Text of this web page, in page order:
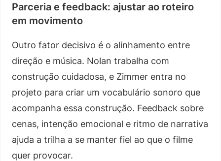
Parceria e feedback: ajustar ao roteiro
em movimento
Outro fator decisivo é o alinhamento entre
direção e música. Nolan trabalha com
construção cuidadosa, e Zimmer entra no
projeto para criar um vocabulário sonoro que
acompanha essa construção. Feedback sobre
cenas, intenção emocional e ritmo de narrativa
ajuda a trilha a se manter fiel ao que o filme
quer provocar.